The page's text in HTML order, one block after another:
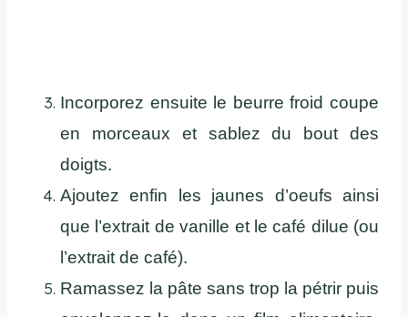
Incorporez ensuite le beurre froid coupe
en morceaux et sablez du bout des
doigts.
Ajoutez enfin les jaunes d’oeufs ainsi
que l’extrait de vanille et le café dilue (ou
l’extrait de café).
Ramassez la pâte sans trop la pétrir puis